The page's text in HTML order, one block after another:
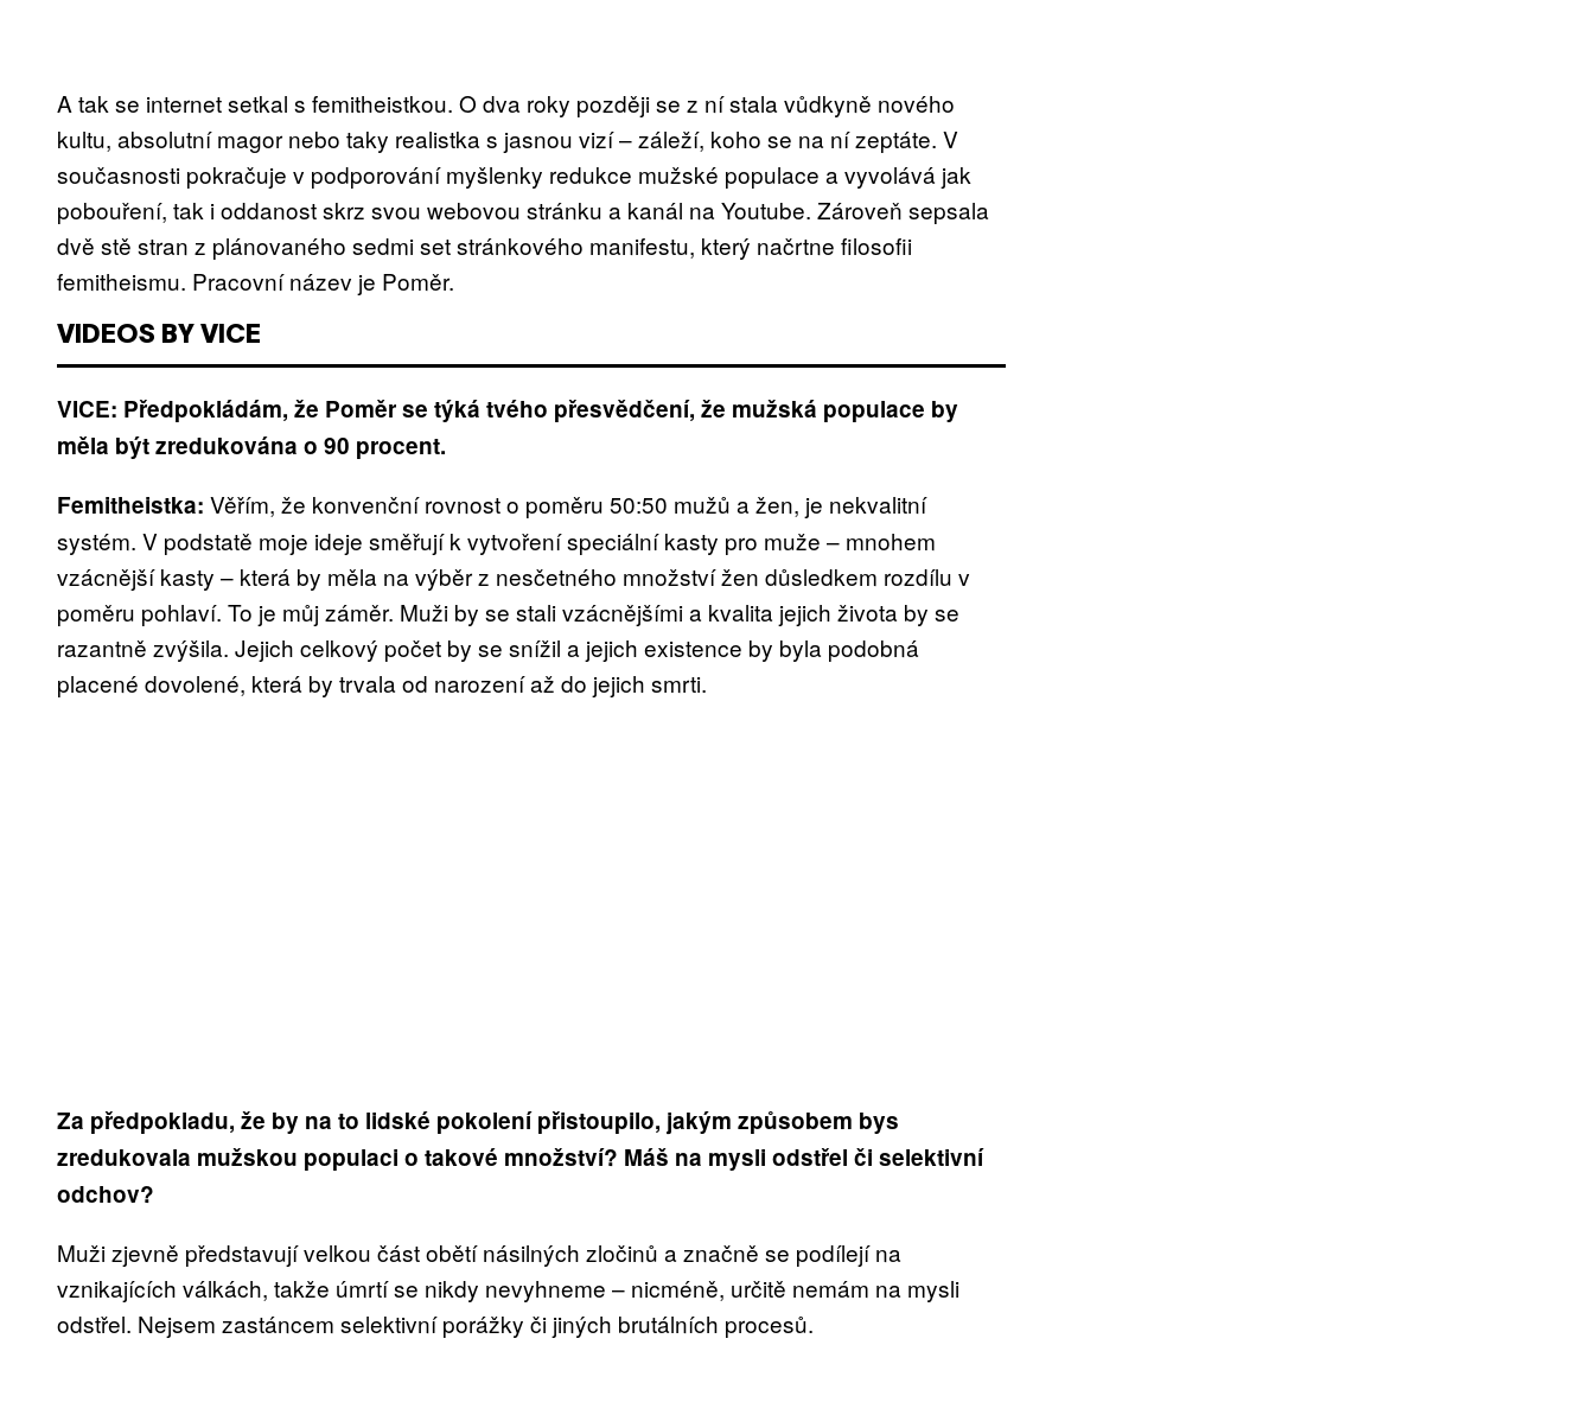
A tak se internet setkal s femitheistkou. O dva roky později se z ní stala vůdkyně nového
kultu, absolutní magor nebo taky realistka s jasnou vizí – záleží, koho se na ní zeptáte. V
současnosti pokračuje v podporování myšlenky redukce mužské populace a vyvolává jak
pobouření, tak i oddanost skrz svou webovou stránku a kanál na Youtube. Zároveň sepsala
dvě stě stran z plánovaného sedmi set stránkového manifestu, který načrtne filosofii
femitheismu. Pracovní název je Poměr.
VIDEOS BY VICE
VICE: Předpokládám, že Poměr se týká tvého přesvědčení, že mužská populace by
měla být zredukována o 90 procent.
Femitheistka: Věřím, že konvenční rovnost o poměru 50:50 mužů a žen, je nekvalitní
systém. V podstatě moje ideje směřují k vytvoření speciální kasty pro muže – mnohem
vzácnější kasty – která by měla na výběr z nesčetného množství žen důsledkem rozdílu v
poměru pohlaví. To je můj záměr. Muži by se stali vzácnějšími a kvalita jejich života by se
razantně zvýšila. Jejich celkový počet by se snížil a jejich existence by byla podobná
placené dovolené, která by trvala od narození až do jejich smrti.
Za předpokladu, že by na to lidské pokolení přistoupilo, jakým způsobem bys
zredukovala mužskou populaci o takové množství? Máš na mysli odstřel či selektivní
odchov?
Muži zjevně představují velkou část obětí násilných zločinů a značně se podílejí na
vznikajících válkách, takže úmrtí se nikdy nevyhneme – nicméně, určitě nemám na mysli
odstřel. Nejsem zastáncem selektivní porážky či jiných brutálních procesů.